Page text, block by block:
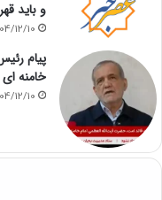
و باید
12/10
پیام
خامنه ای
12/10